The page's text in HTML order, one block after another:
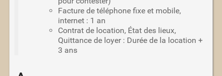
Facture de téléphone fixe et mobile,
internet : 1 an
Contrat de location, État des lieux,
Quittance de loyer : Durée de la location +
3 ans